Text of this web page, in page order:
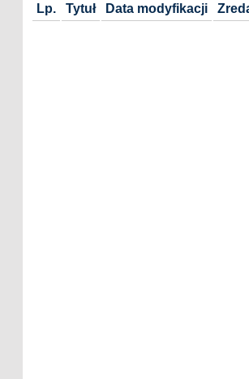
Lp. Tytuł Data modyfikacji